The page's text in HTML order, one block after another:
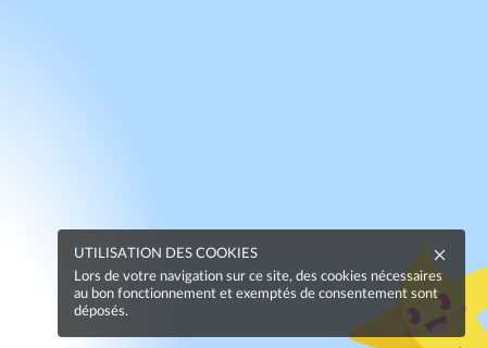
UTILISATION DES COOKIES
Lors de votre navigation sur ce site, des cookies nécessaires
au bon fonctionnement et exemptés de consentement sont
déposés.